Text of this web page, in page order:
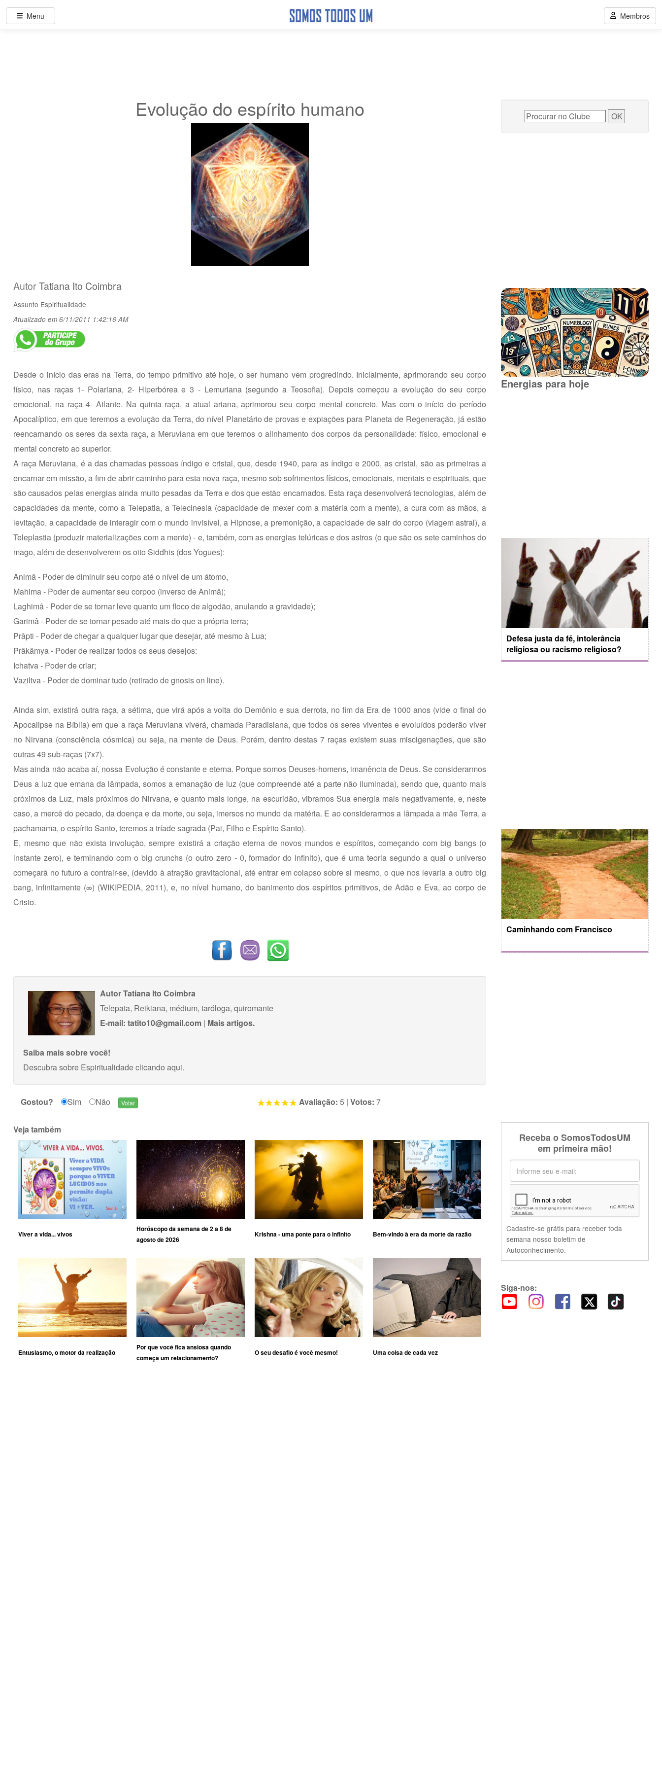
Evolução do espírito humano
AutorTatiana Ito Coimbra
Assunto Espiritualidade
Atualizado em 6/11/2011 1:42:16 AM
Desde o início das eras na Terra, do tempo primitivo até hoje, o ser humano vem progredindo. Inicialmente, aprimorando seu corpo
físico, nas raças 1- Polariana, 2- Hiperbórea e 3 - Lemuriana (segundo a Teosofia). Depois começou a evolução do seu corpo
emocional, na raça 4- Atlante. Na quinta raça, a atual ariana, aprimorou seu corpo mental concreto. Mas com o início do período
Apocalíptico, em que teremos a evolução da Terra, do nível Planetário de provas e expiações para Planeta de Regeneração, já estão
reencarnando os seres da sexta raça, a Meruviana em que teremos o alinhamento dos corpos da personalidade: físico, emocional e
mental concreto ao superior.
A raça Meruviana, é a das chamadas pessoas índigo e cristal, que, desde 1940, para as índigo e 2000, as cristal, são as primeiras a
encarnar em missão, a fim de abrir caminho para esta nova raça, mesmo sob sofrimentos físicos, emocionais, mentais e espirituais, que
são causados pelas energias ainda muito pesadas da Terra e dos que estão encarnados. Esta raça desenvolverá tecnologias, além de
capacidades da mente, como a Telepatia, a Telecinesia (capacidade de mexer com a matéria com a mente), a cura com as mãos, a
levitação, a capacidade de interagir com o mundo invisível, a Hipnose, a premonição, a capacidade de sair do corpo (viagem astral), a
Teleplastia (produzir materializações com a mente) - e, também, com as energias telúricas e dos astros (o que são os sete caminhos do
mago, além de desenvolverem os oito Siddhis (dos Yogues):
Animâ - Poder de diminuir seu corpo até o nível de um átomo,
Mahima - Poder de aumentar seu corpoo (inverso de Animâ);
Laghimâ - Poder de se tornar leve quanto um floco de algodão, anulando a gravidade);
Garimâ - Poder de se tornar pesado até mais do que a própria terra;
Prâpti - Poder de chegar a qualquer lugar que desejar, até mesmo à Lua;
Prâkâmya - Poder de realizar todos os seus desejos:
Ichatva - Poder de criar;
Vaziltva - Poder de dominar tudo (retirado de gnosis on line).
Ainda sim, existirá outra raça, a sétima, que virá após a volta do Demônio e sua derrota, no fim da Era de 1000 anos (vide o final do
Apocalipse na Bíblia) em que a raça Meruviana viverá, chamada Paradisiana, que todos os seres viventes e evoluídos poderão viver
no Nirvana (consciência cósmica) ou seja, na mente de Deus. Porém, dentro destas 7 raças existem suas miscigenações, que são
outras 49 sub-raças (7x7).
Mas ainda não acaba aí, nossa Evolução é constante e eterna. Porque somos Deuses-homens, imanência de Deus. Se considerarmos
Deus a luz que emana da lâmpada, somos a emanação de luz (que compreende até a parte não iluminada), sendo que, quanto mais
próximos da Luz, mais próximos do Nirvana, e quanto mais longe, na escuridão, vibramos Sua energia mais negativamente, e, neste
caso, a mercê do pecado, da doença e da morte, ou seja, imersos no mundo da matéria. E ao considerarmos a lâmpada a mãe Terra, a
pachamama, o espírito Santo, teremos a tríade sagrada (Pai, Filho e Espírito Santo).
E, mesmo que não exista involução, sempre existirá a criação eterna de novos mundos e espíritos, começando com big bangs (o
instante zero), e terminando com o big crunchs (o outro zero - 0, formador do infinito), que é uma teoria segundo a qual o universo
começará no futuro a contrair-se, (devido à atração gravitacional, até entrar em colapso sobre si mesmo, o que nos levaria a outro big
bang, infinitamente (∞) (WIKIPEDIA, 2011), e, no nível humano, do banimento dos espíritos primitivos, de Adão e Eva, ao corpo de
Cristo.
AutorTatiana Ito Coimbra
Telepata, Reikiana, médium, taróloga, quiromante
E-mail: tatito10@gmail.com | Mais artigos.
Saiba mais sobre você!
Descubra sobre Espiritualidadeclicando aqui.
Gostou? Sim Não Avaliação: 5 | Votos: 7
Veja também
Viver a vida... vivos
Horóscopo da semana de 2 a 8 de
agosto de 2026
Krishna - uma ponte para o infinito Bem-vindo à era da morte da razão
Entusiasmo, o motor da realização
Por que você fica ansiosa quando
começa um relacionamento?
O seu desafio é você mesmo! Uma coisa de cada vez
Energias para hoje
Defesa justa da fé, intolerância
religiosa ou racismo religioso?
Caminhando com Francisco
Receba o SomosTodosUM
em primeira mão!
Cadastre-se grátis para receber toda
semana nosso boletim de
Autoconhecimento.
Siga-nos:
Menu Membros